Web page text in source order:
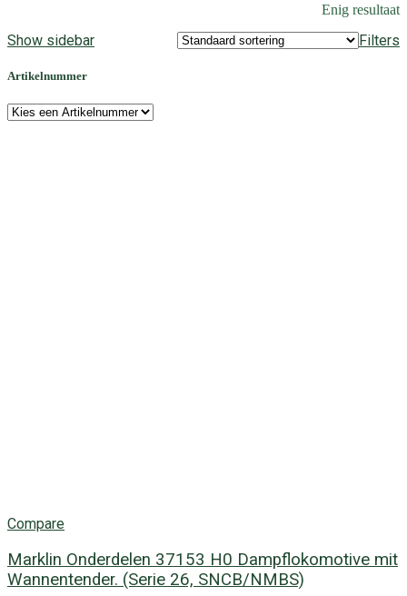
Enig resultaat
Show sidebar Filters
Artikelnummer
Compare
Marklin Onderdelen 37153 H0 Dampflokomotive mit
Wannentender. (Serie 26, SNCB/NMBS)